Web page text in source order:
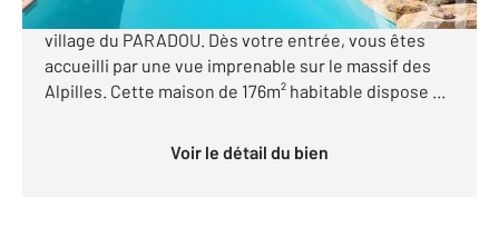
une magnifique maison nichée sur les hauteurs du
village du PARADOU. Dès votre entrée, vous êtes
accueilli par une vue imprenable sur le massif des
Alpilles. Cette maison de 176m² habitable dispose ...
Voir le détail du bien